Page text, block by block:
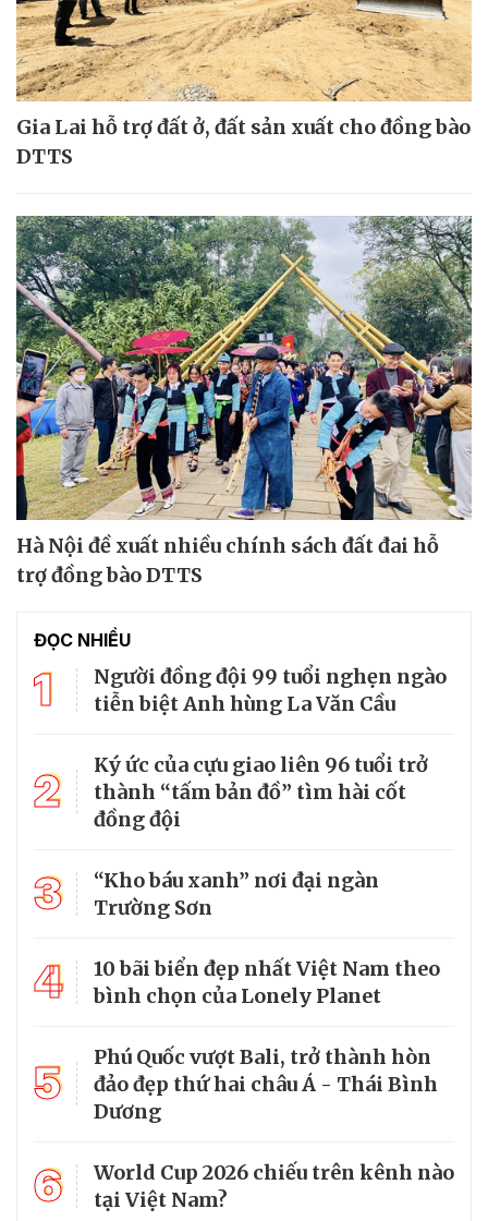
Gia Lai hỗ trợ đất ở, đất sản xuất cho đồng bào
DTTS
Hà Nội đề xuất nhiều chính sách đất đai hỗ
trợ đồng bào DTTS
ĐỌC NHIỀU
1
Người đồng đội 99 tuổi nghẹn ngào
tiễn biệt Anh hùng La Văn Cầu
2
Ký ức của cựu giao liên 96 tuổi trở
thành “tấm bản đồ” tìm hài cốt
đồng đội
3
“Kho báu xanh” nơi đại ngàn
Trường Sơn
4
10 bãi biển đẹp nhất Việt Nam theo
bình chọn của Lonely Planet
5
Phú Quốc vượt Bali, trở thành hòn
đảo đẹp thứ hai châu Á - Thái Bình
Dương
6
World Cup 2026 chiếu trên kênh nào
tại Việt Nam?